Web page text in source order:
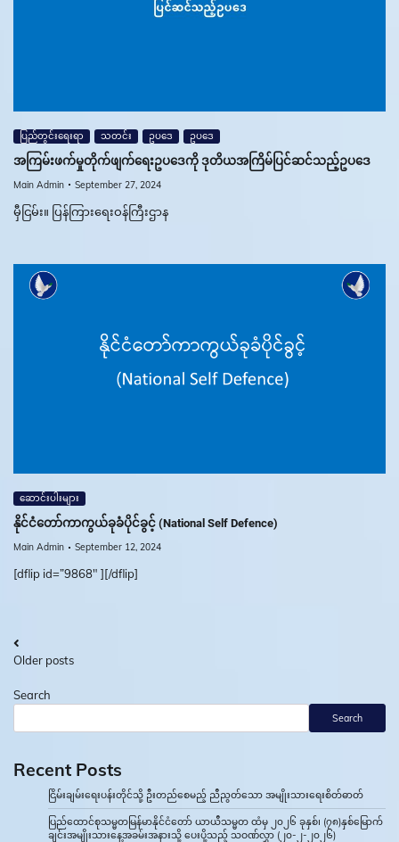
ပြည်တွင်းရေးရာ သတင်း ဥပဒေ ဥပဒေ
အကြမ်းဖက်မှုတိုက်ဖျက်ရေးဥပဒေကို ဒုတိယအကြိမ်ပြင်ဆင်သည့်ဥပဒေ
Main Admin September 27, 2024
မှီငြမ်း။ ပြန်ကြားရေးဝန်ကြီးဌာန
ဆောင်းပါးများ
နိုင်ငံတော်ကာကွယ်ခုခံပိုင်ခွင့် (National Self Defence)
Main Admin September 12, 2024
[dflip id=”9868″ ][/dflip]
Posts
navigation
Older posts
Search
Search
Recent Posts
ငြိမ်းချမ်းရေးပန်းတိုင်သို့ ဦးတည်စေမည့် ညီညွတ်သော အမျိုးသားရေးစိတ်ဓာတ်
ပြည်ထောင်စုသမ္မတမြန်မာနိုင်ငံတော် ယာယီသမ္မတ ထံမှ ၂၀၂၆ ခုနှစ်၊ (၇၈)နှစ်မြောက်
ချင်းအမျိုးသားနေ့အခမ်းအနားသို့ ပေးပို့သည့် သဝဏ်လွှာ (၂၀-၂-၂၀၂၆)